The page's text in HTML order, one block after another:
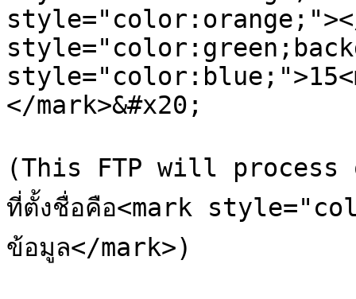
style="color:orange;"></
</mark>&#x20;
(This FTP will process
ที่ตั้งชื่อคือ<mark
ข้อมูล</mark>)